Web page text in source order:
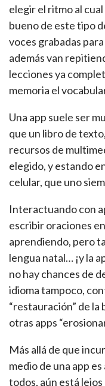
elegir el ritmo al
bueno de este tipo
voces grabadas
además van
lecciones ya
memoria el
Una app suele ser
que un libro de
recursos de
elegido, y estando
celular, que uno
Interactuando con
escribir oraciones
aprendiendo, pero
lengua natal… ¡y la
no hay chances de
idioma tampoco,
“restauración” de
otras apps
Más allá de que
medio de una app
todos, aún está